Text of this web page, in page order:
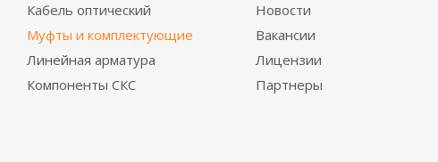
Кабель оптический
Муфты и комплектующие
Линейная арматура
Компоненты СКС
Новости
Вакансии
Лицензии
Партнеры